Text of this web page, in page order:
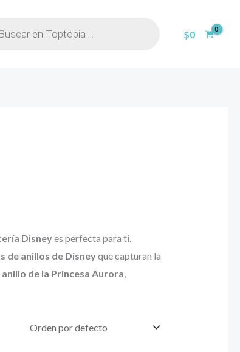
$0
Disneyes perfecta para ti.
de anillos de Disneyque capturan la
anillo de la Princesa Aurora,